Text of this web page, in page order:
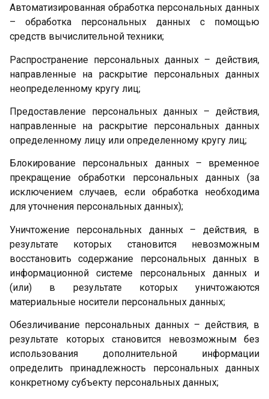
Автоматизированная обработка персональных данных
– обработка персональных данных с помощью
средств вычислительной техники;
Распространение персональных данных – действия,
направленные на раскрытие персональных данных
неопределенному кругу лиц;
Предоставление персональных данных – действия,
направленные на раскрытие персональных данных
определенному лицу или определенному кругу лиц;
Блокирование персональных данных – временное
прекращение обработки персональных данных (за
исключением случаев, если обработка необходима
для уточнения персональных данных);
Уничтожение персональных данных – действия, в
результате которых становится невозможным
восстановить содержание персональных данных в
информационной системе персональных данных и
(или) в результате которых уничтожаются
материальные носители персональных данных;
Обезличивание персональных данных – действия, в
результате которых становится невозможным без
использования дополнительной информации
определить принадлежность персональных данных
конкретному субъекту персональных данных;